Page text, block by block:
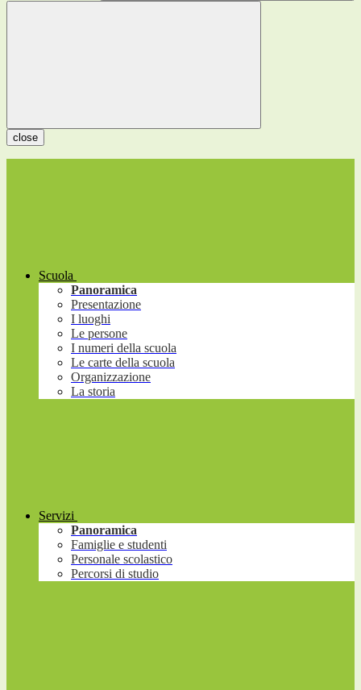
close
Scuola
Panoramica
Presentazione
I luoghi
Le persone
I numeri della scuola
Le carte della scuola
Organizzazione
La storia
Servizi
Panoramica
Famiglie e studenti
Personale scolastico
Percorsi di studio